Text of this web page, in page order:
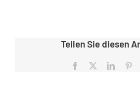
Teilen Sie diesen
Facebook